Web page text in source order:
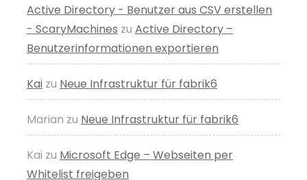
Active Directory - Benutzer aus CSV erstellen
- ScaryMachines zu Active Directory –
Benutzerinformationen exportieren
Kai zu Neue Infrastruktur für fabrik6
Marian zu Neue Infrastruktur für fabrik6
Kai zu Microsoft Edge – Webseiten per
Whitelist freigeben